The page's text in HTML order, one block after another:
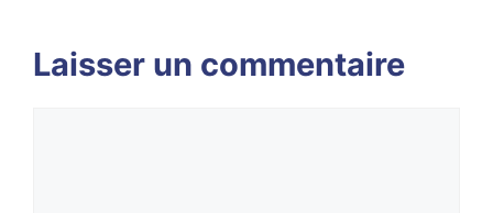
Laisser un commentaire